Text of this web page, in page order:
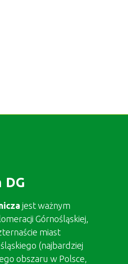
jest ważnym
Górnośląskiej,
miast
(najbardziej
obszaru w Polsce,